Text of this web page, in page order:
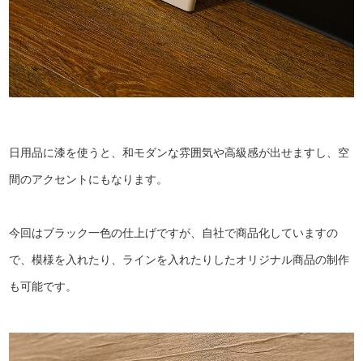
日用品に漆を使うと、和モダンな雰囲気や高級感が出せますし、空
間のアクセントにもなります。
今回はブラック一色の仕上げですが、自社で商品化していますの
で、模様を入れたり、ラインを入れたりしたオリジナル商品の制作
も可能です。